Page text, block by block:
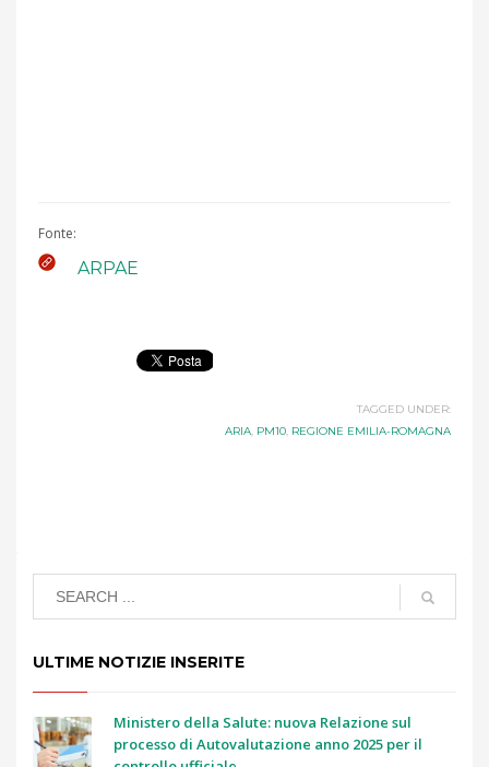
Fonte:
ARPAE
TAGGED UNDER:
ARIA, PM10, REGIONE EMILIA-ROMAGNA
ULTIME NOTIZIE INSERITE
Ministero della Salute: nuova Relazione sul
processo di Autovalutazione anno 2025 per il